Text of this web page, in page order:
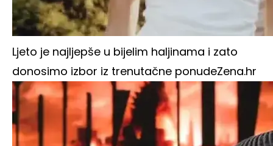
Ljeto je najljepše u bijelim haljinama i zato
donosimo izbor iz trenutačne ponudeZena.hr